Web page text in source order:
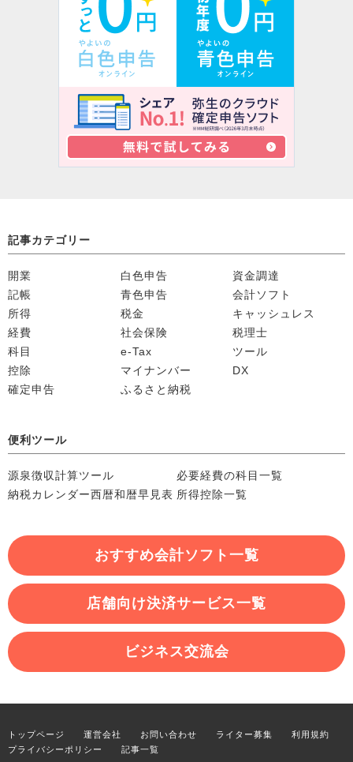
記事カテゴリー
開業
記帳
所得
経費
科目
控除
確定申告
白色申告
青色申告
税金
社会保険
e-Tax
マイナンバー
ふるさと納税
資金調達
会計ソフト
キャッシュレス
税理士
ツール
DX
便利ツール
源泉徴収計算ツール
納税カレンダー西暦和暦早見表
必要経費の科目一覧
所得控除一覧
おすすめ会計ソフト一覧
店舗向け決済サービス一覧
ビジネス交流会
トップページ 運営会社 お問い合わせ ライター募集
利用規約
プライバシーポリシー
記事一覧